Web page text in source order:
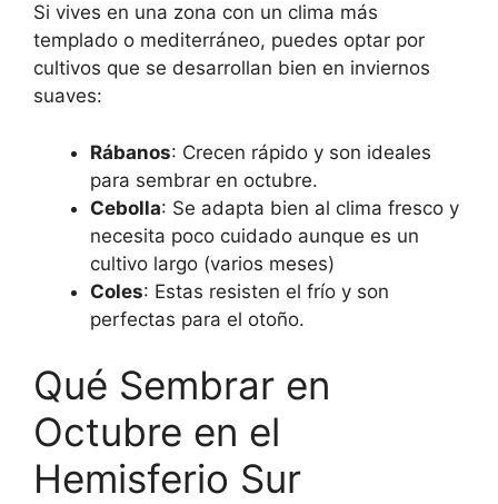
Si vives en una zona con un clima más
templado o mediterráneo, puedes optar por
cultivos que se desarrollan bien en inviernos
suaves:
Rábanos: Crecen rápido y son ideales
para sembrar en octubre.
Cebolla: Se adapta bien al clima fresco y
necesita poco cuidado aunque es un
cultivo largo (varios meses)
Coles: Estas resisten el frío y son
perfectas para el otoño.
Qué Sembrar en
Octubre en el
Hemisferio Sur